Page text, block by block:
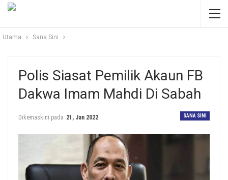
Utama Sana Sini
Polis Siasat Pemilik Akaun FB
Dakwa Imam Mahdi Di Sabah
SANA SINI
Dikemaskini pada 21, Jan 2022